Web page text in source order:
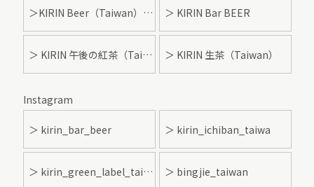
＞KIRIN Beer（Taiwan）- 麒麟啤酒 ＞ KIRIN Bar BEER
＞ KIRIN 午後の紅茶（Taiwan） ＞ KIRIN 生茶（Taiwan）
Instagram
＞ kirin_bar_beer ＞ kirin_ichiban_taiwa
＞ kirin_green_label_taiwan ＞ bingjie_taiwan